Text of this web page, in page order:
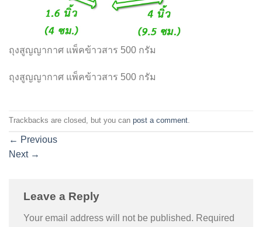
ถุงสูญญากาศ แพ็คข้าวสาร 500 กรัม
ถุงสูญญากาศ แพ็คข้าวสาร 500 กรัม
Trackbacks are closed, but you can post a comment.
← Previous
Next →
Leave a Reply
Your email address will not be published. Required